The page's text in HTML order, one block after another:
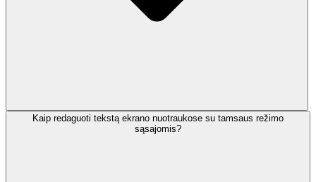
Kaip redaguoti tekstą ekrano nuotraukose su tamsaus režimo
sąsajomis?